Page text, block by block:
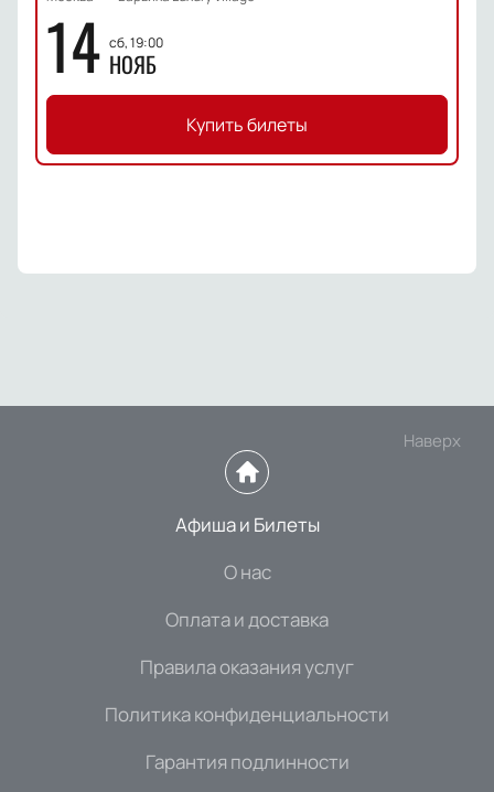
14 сб, 19:00
НОЯБ
Купить билеты
Наверх
Афиша и Билеты
О нас
Оплата и доставка
Правила оказания услуг
Политика конфиденциальности
Гарантия подлинности